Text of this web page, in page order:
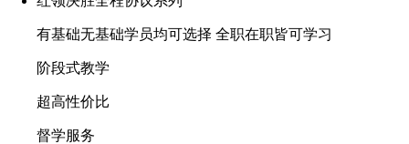
有基础无基础学员均可选择 全职在职皆可学习
阶段式教学
超高性价比
督学服务